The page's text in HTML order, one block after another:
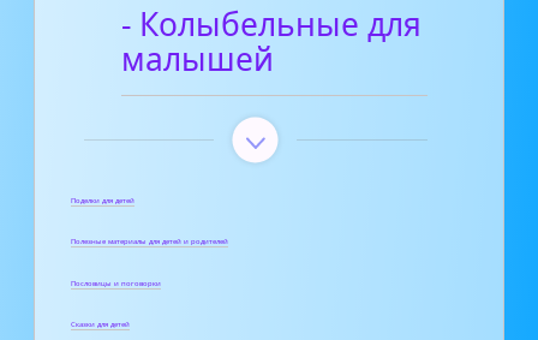
- Колыбельные для
малышей
Поделки для детей
Полезные материалы для детей и родителей
Пословицы и поговорки
Сказки для детей